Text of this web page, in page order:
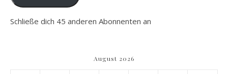
Schließe dich 45 anderen Abonnenten an
August 2026